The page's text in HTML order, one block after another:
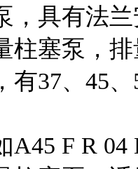
，具有法
柱塞泵，
有37、45
A45 F R